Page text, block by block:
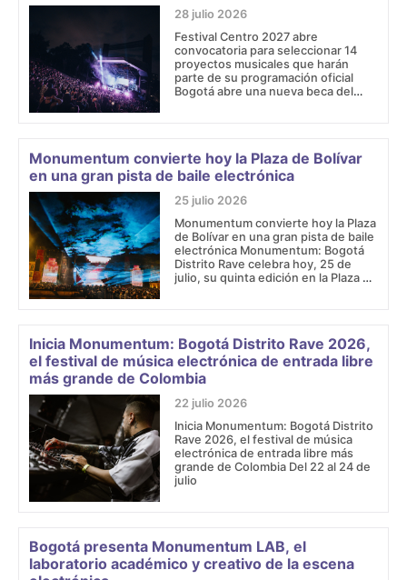
28 julio 2026
Festival Centro 2027 abre
convocatoria para seleccionar 14
proyectos musicales que harán
parte de su programación oficial
Bogotá abre una nueva beca del
millones cada uno. La convocatoria
está dirigida a agrupaciones
trayectoria artística.
Monumentum convierte hoy la Plaza de Bolívar
en una gran pista de baile electrónica
25 julio 2026
Monumentum convierte hoy la Plaza
de Bolívar en una gran pista de baile
electrónica Monumentum: Bogotá
Distrito Rave celebra hoy, 25 de
julio, su quinta edición en la Plaza de
tras el reconocimiento de
Monumentum como
Inicia Monumentum: Bogotá Distrito Rave 2026,
el festival de música electrónica de entrada libre
más grande de Colombia
22 julio 2026
Inicia Monumentum: Bogotá Distrito
Rave 2026, el festival de música
electrónica de entrada libre más
grande de Colombia Del 22 al 24 de
julio
Bogotá presenta Monumentum LAB, el
laboratorio académico y creativo de la escena